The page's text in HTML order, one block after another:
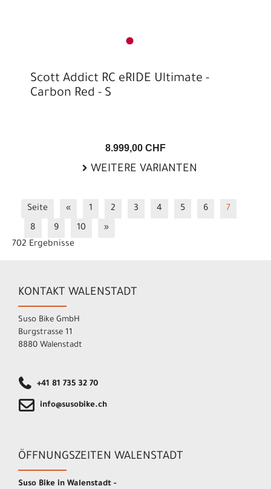
Scott Addict RC eRIDE Ultimate -
Carbon Red - S
8.999,00 CHF
WEITERE VARIANTEN
Seite « 1 2 3 4 5 6
7
8
9 10
»
702 Ergebnisse
KONTAKT WALENSTADT
Suso Bike GmbH
Burgstrasse 11
8880 Walenstadt
+41 81 735 32 70
info@susobike.ch
ÖFFNUNGSZEITEN WALENSTADT
Suso Bike in Walenstadt -